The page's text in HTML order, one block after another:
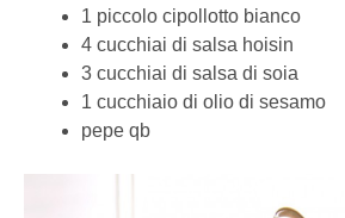
1 piccolo cipollotto bianco
4 cucchiai di salsa hoisin
3 cucchiai di salsa di soia
1 cucchiaio di olio di sesamo
pepe qb